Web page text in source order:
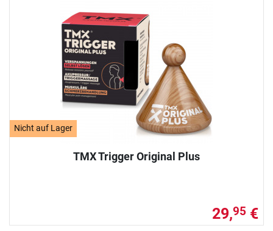
Nicht auf Lager
TMX Trigger Original Plus
29,95 €